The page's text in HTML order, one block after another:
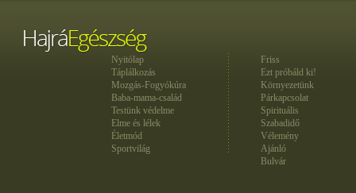
Nyitólap
Táplálkozás
Mozgás-Fogyókúra
Baba-mama-család
Testünk védelme
Elme és lélek
Életmód
Sportvilág
Friss
Ezt próbáld ki!
Környezetünk
Párkapcsolat
Spirituális
Szabadidő
Vélemény
Ajánló
Bulvár